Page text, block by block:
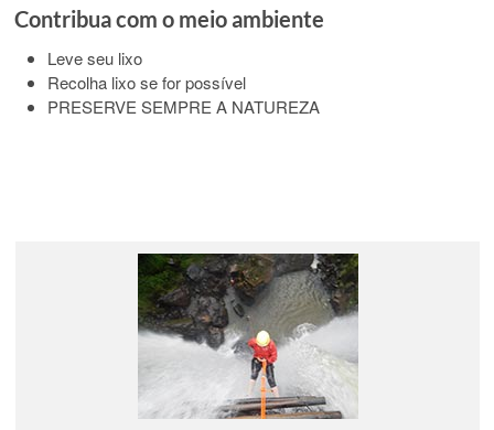
Contribua com o meio ambiente
Leve seu lixo
Recolha lixo se for possível
PRESERVE SEMPRE A NATUREZA